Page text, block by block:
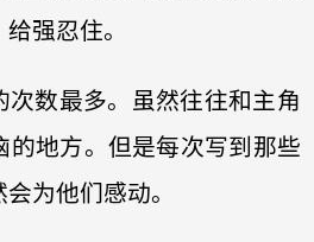
强忍住。
次数最多。虽然往往和主角
的地方。但是每次写到那些
为他们感动。